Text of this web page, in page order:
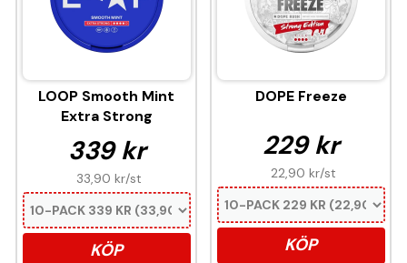
LOOP Smooth Mint
Extra Strong
339 kr
33,90 kr/st
KÖP
DOPE Freeze
229 kr
22,90 kr/st
KÖP